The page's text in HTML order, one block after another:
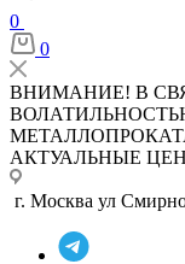
0
0
ВНИМАНИЕ! В
АКТУАЛЬНЫЕ
г. Москва ул